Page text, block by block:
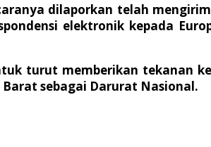
dilaporkan telah
elektronik kepada
turut memberikan tekanan
sebagai Darurat Nasional.